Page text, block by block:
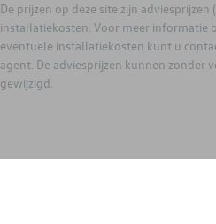
De prijzen op deze site zijn
installatiekosten. Voor meer informatie
eventuele installatiekosten kunt u
agent. De adviesprijzen kunnen zonder
gewijzigd.